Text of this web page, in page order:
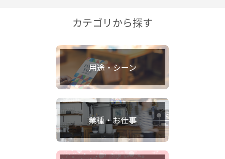
カテゴリから探す
用途・シーン
業種・お仕事